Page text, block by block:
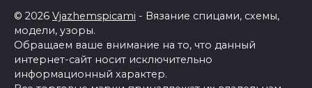
© 2026 Vjazhemspicami - Вязание спицами, схемы,
модели, узоры.
Обращаем ваше внимание на то, что данный
интернет-сайт носит исключительно
информационный характер.